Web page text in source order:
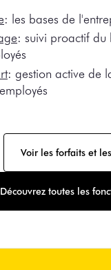
: les bases de
: suivi proactif du
: gestion active de
Voir les forfaits et
Découvrez toutes les